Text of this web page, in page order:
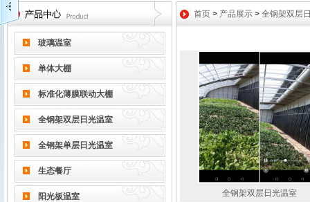
玻璃温室
单体大棚
标准化薄膜联动大棚
全钢架双层日光温室
全钢架单层日光温室
生态餐厅
阳光板温室
首页 > 产品展示 > 全钢架双层
全钢架双层日光温室